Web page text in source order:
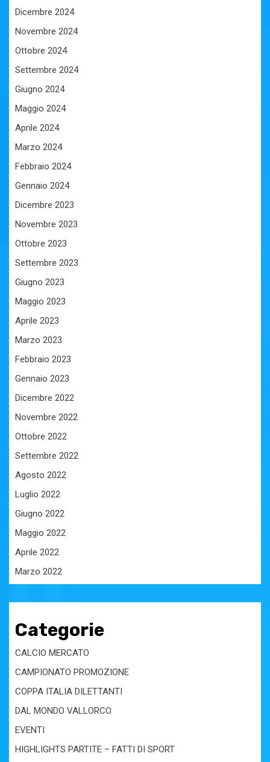
Dicembre 2024
Novembre 2024
Ottobre 2024
Settembre 2024
Giugno 2024
Maggio 2024
Aprile 2024
Marzo 2024
Febbraio 2024
Gennaio 2024
Dicembre 2023
Novembre 2023
Ottobre 2023
Settembre 2023
Giugno 2023
Maggio 2023
Aprile 2023
Marzo 2023
Febbraio 2023
Gennaio 2023
Dicembre 2022
Novembre 2022
Ottobre 2022
Settembre 2022
Agosto 2022
Luglio 2022
Giugno 2022
Maggio 2022
Aprile 2022
Marzo 2022
Categorie
CALCIO MERCATO
CAMPIONATO PROMOZIONE
COPPA ITALIA DILETTANTI
DAL MONDO VALLORCO
EVENTI
HIGHLIGHTS PARTITE – FATTI DI SPORT